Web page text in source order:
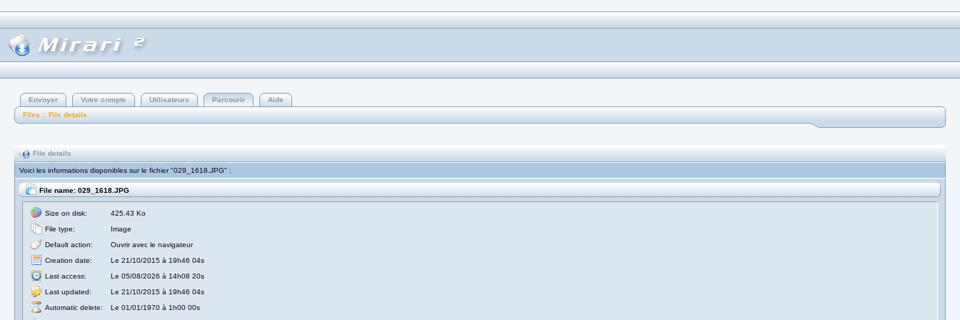
Envoyer Votre compte Utilisateurs Parcourir
Aide
Files :: File details
File details
Voici les informations disponibles sur le fichier "029_1618.JPG" :
File name: 029_1618.JPG
Size on disk:
425.43 Ko
File type:
Image
Default action:
Ouvrir avec le navigateur
Creation date:
Le 21/10/2015 à 19h46 04s
Last access:
Le 05/08/2026 à 14h08 20s
Last updated:
Le 21/10/2015 à 19h46 04s
Automatic delete:
Le 01/01/1970 à 1h00 00s